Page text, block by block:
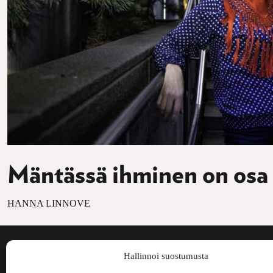
Hallinnoi suostumusta
Mäntässä ihminen on
HANNA LINNOVE
Voima on
kulttuurilehti.